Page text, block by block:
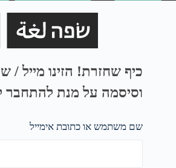
כיף שחזרת! הזינו מייל
וסיסמה על מנת להתחבר
שם משתמש או כתובת אימייל